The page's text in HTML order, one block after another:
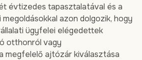
évtizedes tapasztalatával és a
azon dolgozik, hogy
ügyfelei elégedettek
otthonról vagy
megfelelő ajtózár kiválasztása